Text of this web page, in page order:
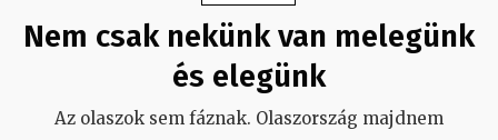
Nem csak nekünk van melegünk
és elegünk
Az olaszok sem fáznak. Olaszország majdnem